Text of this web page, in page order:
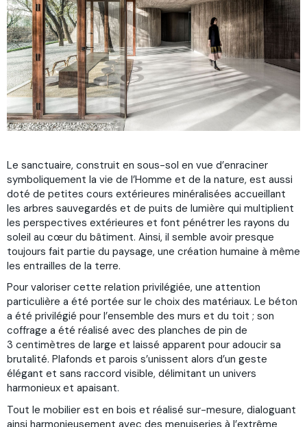
Le sanctuaire, construit en sous-sol en vue d’enraciner
symboliquement la vie de l’Homme et de la nature, est aussi
doté de petites cours extérieures minéralisées accueillant
les arbres sauvegardés et de puits de lumière qui multiplient
les perspectives extérieures et font pénétrer les rayons du
soleil au cœur du bâtiment. Ainsi, il semble avoir presque
toujours fait partie du paysage, une création humaine à même
les entrailles de la terre.
Pour valoriser cette relation privilégiée, une attention
particulière a été portée sur le choix des matériaux. Le béton
a été privilégié pour l’ensemble des murs et du toit ; son
coffrage a été réalisé avec des planches de pin de
3 centimètres de large et laissé apparent pour adoucir sa
brutalité. Plafonds et parois s’unissent alors d’un geste
élégant et sans raccord visible, délimitant un univers
harmonieux et apaisant.
Tout le mobilier est en bois et réalisé sur-mesure, dialoguant
ainsi harmonieusement avec des menuiseries à l’extrême